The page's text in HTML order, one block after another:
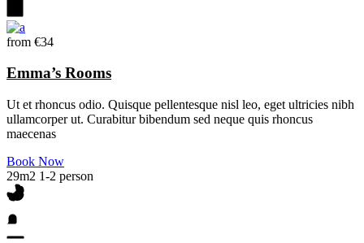
from €34
Emma’s Rooms
Ut et rhoncus odio. Quisque pellentesque nisl leo, eget ultricies nibh
ullamcorper ut. Curabitur bibendum sed neque quis rhoncus
maecenas
Book Now
29m2 1-2 person